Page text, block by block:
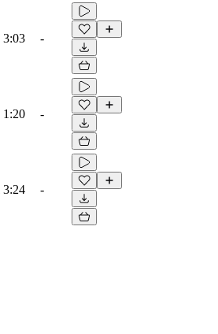
3:03 -
1:20 -
3:24 -